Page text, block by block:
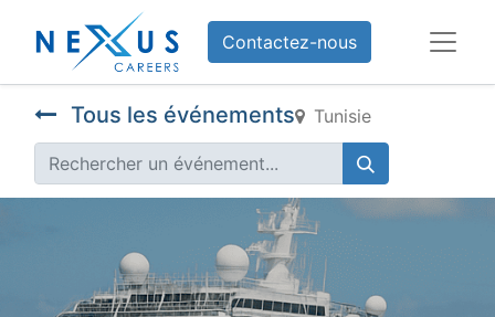
Contactez-nous
Tous les événements Tunisie